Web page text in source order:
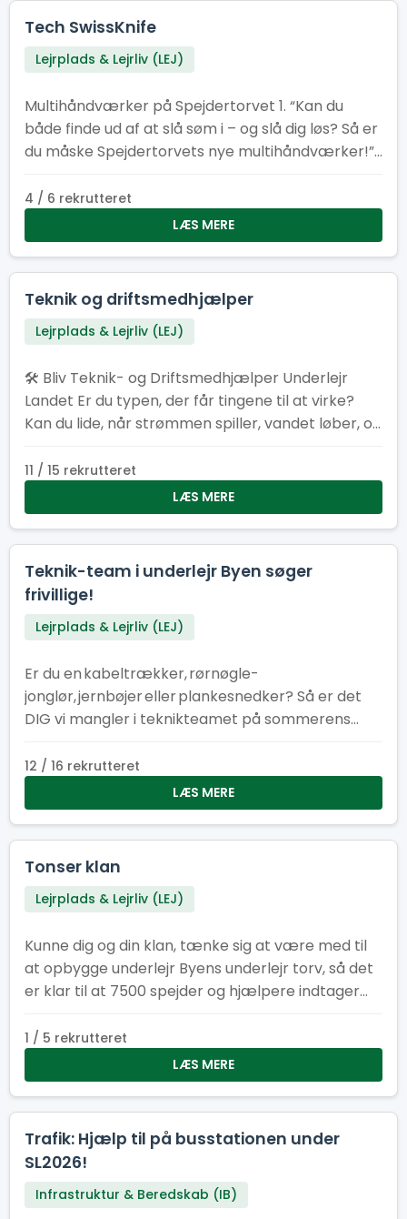
Tech SwissKnife
Lejrplads & Lejrliv (LEJ)
Multihåndværker på Spejdertorvet 1. “Kan du
både finde ud af at slå søm i – og slå dig løs? Så er
du måske Spejdertorvets nye multihåndværker!”
lyst til at bruge den? Vi søger en frivillig
altmulig‑helt til Spejdertorvet.” 3. “Er du typen der
elsker duften af savsmuld om morgenen? Bliv
endnu federe!” 4. “Multihåndværker søges! Løn:
Kaffe, godt selskab og følelsen af at være dagens
helt.” 5. “Kan du fikse ting, der knirker, knager eller
4 / 6 rekrutteret
LÆS MERE
Teknik og driftsmedhjælper
Lejrplads & Lejrliv (LEJ)
🛠️ Bliv Teknik- og Driftsmedhjælper Underlejr
Landet Er du typen, der får tingene til at virke?
Kan du lide, når strømmen spiller, vandet løber, og
driftsmedhjælper bliver du en del af holdet bag
kulisserne, der får lejren til at hænge sammen.
11 / 15 rekrutteret
LÆS MERE
Teknik-team i underlejr Byen søger
frivillige!
Lejrplads & Lejrliv (LEJ)
Er du en kabeltrækker, rørnøgle-
jonglør, jernbøjer eller plankesnedker? Så er det
DIG vi mangler i teknikteamet på sommerens
12 / 16 rekrutteret
LÆS MERE
Tonser klan
Lejrplads & Lejrliv (LEJ)
Kunne dig og din klan, tænke sig at være med til
at opbygge underlejr Byens underlejr torv, så det
er klar til at 7500 spejder og hjælpere indtager
følgende faste installationer: køkken/kantine,
cafe, information, minimarked, proviant
udlevering og en skadesklinik
1 / 5 rekrutteret
LÆS MERE
Trafik: Hjælp til på busstationen under
SL2026!
Infrastruktur & Beredskab (IB)